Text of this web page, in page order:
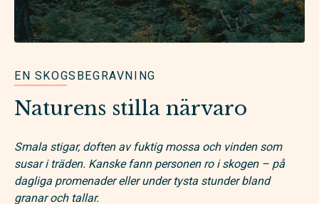
EN SKOGSBEGRAVNING
Naturens stilla närvaro
Smala stigar, doften av fuktig mossa och vinden som
susar i träden. Kanske fann personen ro i skogen – på
dagliga promenader eller under tysta stunder bland
granar och tallar.